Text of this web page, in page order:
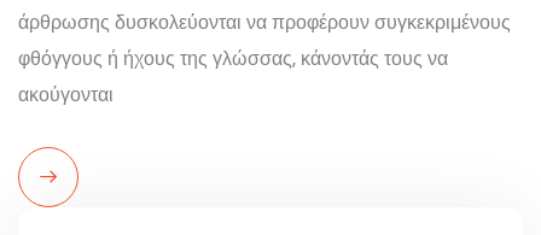
άρθρωσης δυσκολεύονται να προφέρουν συγκεκριμένους
φθόγγους ή ήχους της γλώσσας, κάνοντάς τους να
ακούγονται
Read